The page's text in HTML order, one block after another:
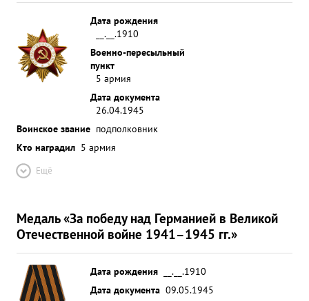
майор Давизион личным примером воодушевлял
артиллеристов корпуса на проведение арт.
наступления что преследования а и ...»
Дата рождения
__.__.1910
Военно-пересыльный
пункт
5 армия
Дата документа
26.04.1945
Воинское звание подполковник
Кто наградил 5 армия
Ещё
Медаль «За победу над Германией в Великой
Отечественной войне 1941–1945 гг.»
Дата рождения
__.__.1910
Дата документа 09.05.1945